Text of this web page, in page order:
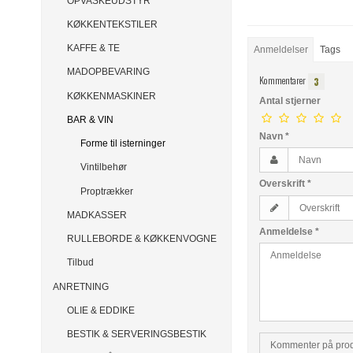
KØKKENTEKSTILER
KAFFE & TE
MADOPBEVARING
KØKKENMASKINER
BAR & VIN
Forme til isterninger
Vintilbehør
Proptrækker
MADKASSER
RULLEBORDE & KØKKENVOGNE
Tilbud
ANRETNING
OLIE & EDDIKE
BESTIK & SERVERINGSBESTIK
Anmeldelser Tags
Kommentarer 3
Antal stjerner
Navn*
Overskrift*
Anmeldelse*
Kommenter på